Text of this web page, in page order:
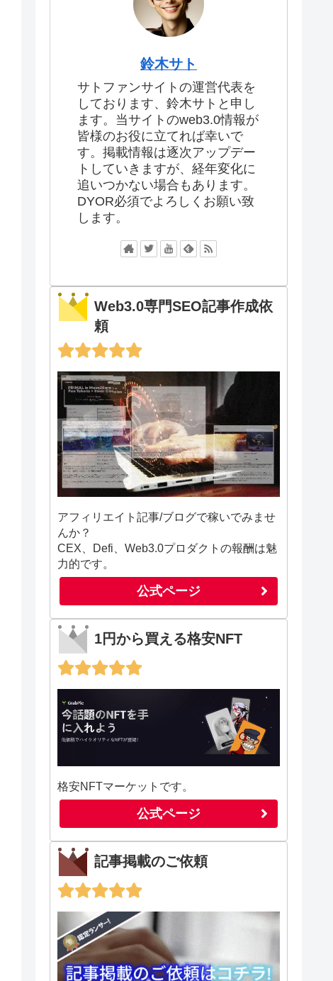
鈴木サト
サトファンサイトの運営代表を
しております、鈴木サトと申し
ます。当サイトのweb3.0情報が
皆様のお役に立てれば幸いで
す。掲載情報は逐次アップデー
トしていきますが、経年変化に
追いつかない場合もあります。
DYOR必須でよろしくお願い致
します。
Web3.0専門SEO記事作成依
頼
アフィリエイト記事/ブログで稼いでみませ
んか？
CEX、Defi、Web3.0プロダクトの報酬は魅
力的です。
公式ページ
1円から買える格安NFT
格安NFTマーケットです。
公式ページ
記事掲載のご依頼